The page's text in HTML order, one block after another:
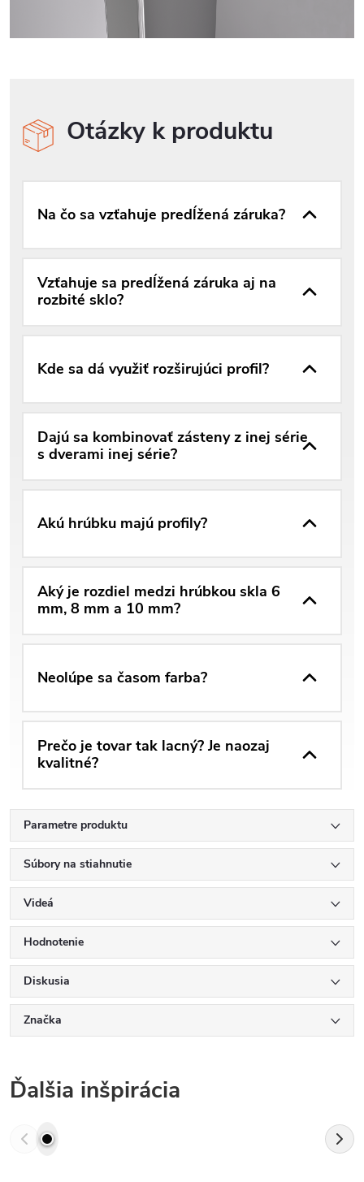
Otázky k produktu
Na čo sa vzťahuje predĺžená záruka?
Vzťahuje sa predĺžená záruka aj na
rozbité sklo?
Kde sa dá využiť rozširujúci profil?
Dajú sa kombinovať zásteny z inej série
s dverami inej série?
Akú hrúbku majú profily?
Aký je rozdiel medzi hrúbkou skla 6
mm, 8 mm a 10 mm?
Neolúpe sa časom farba?
Prečo je tovar tak lacný? Je naozaj
kvalitné?
Parametre produktu
Súbory na stiahnutie
Videá
Hodnotenie
Diskusia
Značka
Ďalšia inšpirácia